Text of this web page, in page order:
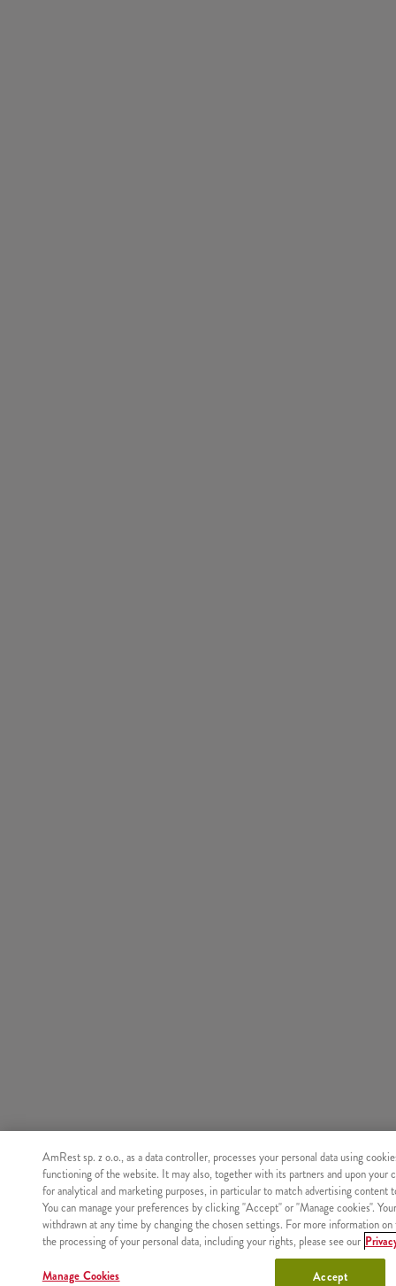
Nie znaleziono produktu o podanym identyfikatorze.
AmRest sp. z o.o., as a data controller, processes your personal data using
functioning of the website. It may also, together with its partners and upon your
for analytical and marketing purposes, in particular to match advertising content
You can manage your preferences by clicking "Accept" or "Manage cookies".
withdrawn at any time by changing the chosen settings. For more information
the processing of your personal data, including your rights, please see our
Manage Cookies Accept